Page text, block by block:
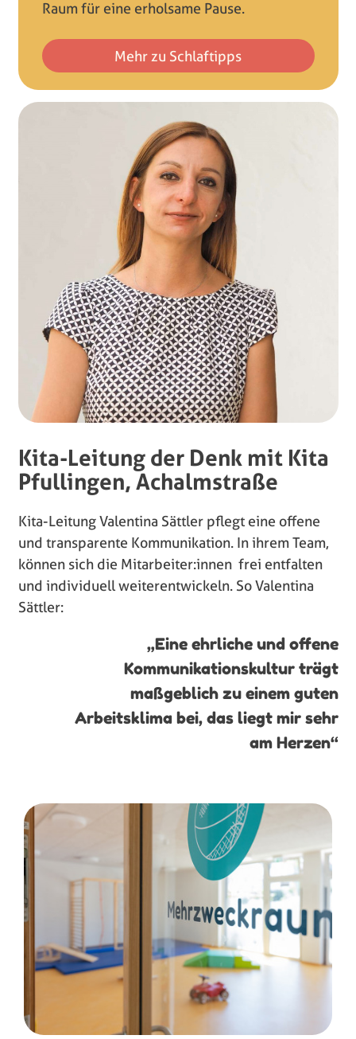
Raum für eine erholsame Pause.
Mehr zu Schlaftipps
Kita-Leitung der Denk mit Kita
Pfullingen, Achalmstraße
Kita-Leitung Valentina Sättler pflegt eine offene
und transparente Kommunikation. In ihrem Team,
können sich die Mitarbeiter:innen frei entfalten
und individuell weiterentwickeln. So Valentina
Sättler:
„Eine ehrliche und offene
Kommunikationskultur trägt
maßgeblich zu einem guten
Arbeitsklima bei, das liegt mir sehr
am Herzen“